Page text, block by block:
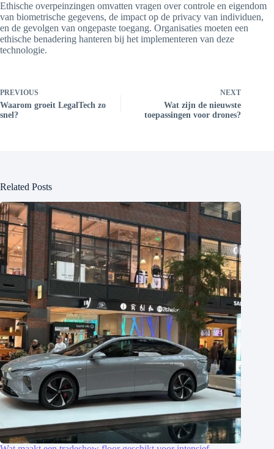
Ethische overpeinzingen omvatten vragen over controle en eigendom
van biometrische gegevens, de impact op de privacy van individuen,
en de gevolgen van ongepaste toegang. Organisaties moeten een
ethische benadering hanteren bij het implementeren van deze
technologie.
PREVIOUS
Waarom groeit LegalTech zo
snel?
NEXT
Wat zijn de nieuwste
toepassingen voor drones?
Related Posts